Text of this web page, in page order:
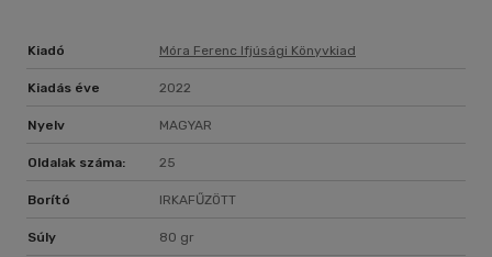
Kiadó Móra Ferenc Ifjúsági Könyvkiad
Kiadás éve 2022
Nyelv MAGYAR
Oldalak száma: 25
Borító IRKAFŰZÖTT
Súly 80 gr